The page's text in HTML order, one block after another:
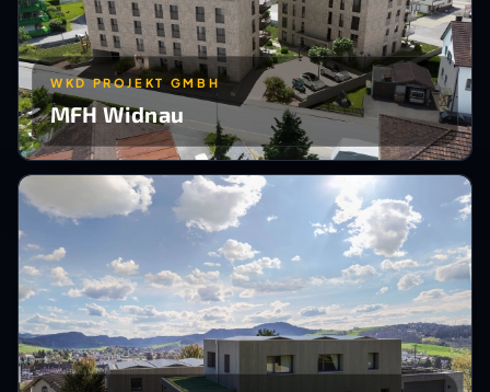
WKD PROJEKT GMBH
MFH Widnau